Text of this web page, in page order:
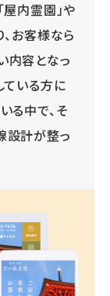
屋内霊園」や
お客様なら
内容となっ
ている方に
る中で、そ
設計が整っ